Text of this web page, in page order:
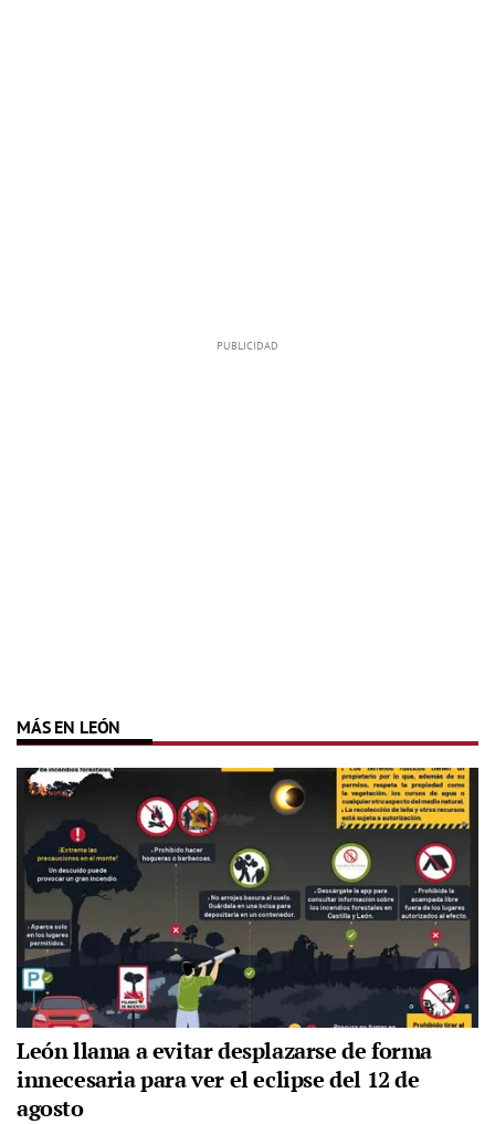
MÁS EN LEÓN
León llama a evitar desplazarse de forma
innecesaria para ver el eclipse del 12 de
agosto